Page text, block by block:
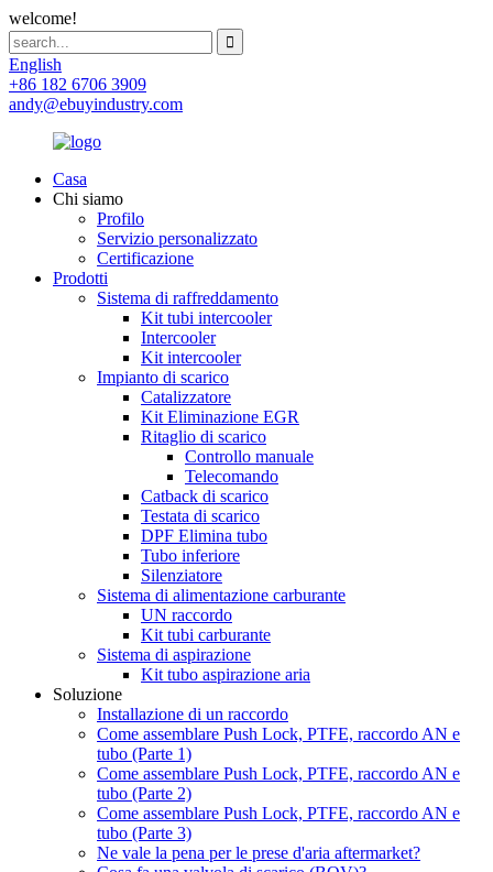
welcome!
English
+86 182 6706 3909
andy@ebuyindustry.com
Casa
Chi siamo
Profilo
Servizio personalizzato
Certificazione
Prodotti
Sistema di raffreddamento
Kit tubi intercooler
Intercooler
Kit intercooler
Impianto di scarico
Catalizzatore
Kit Eliminazione EGR
Ritaglio di scarico
Controllo manuale
Telecomando
Catback di scarico
Testata di scarico
DPF Elimina tubo
Tubo inferiore
Silenziatore
Sistema di alimentazione carburante
UN raccordo
Kit tubi carburante
Sistema di aspirazione
Kit tubo aspirazione aria
Soluzione
Installazione di un raccordo
Come assemblare Push Lock, PTFE, raccordo AN e
tubo (Parte 1)
Come assemblare Push Lock, PTFE, raccordo AN e
tubo (Parte 2)
Come assemblare Push Lock, PTFE, raccordo AN e
tubo (Parte 3)
Ne vale la pena per le prese d'aria aftermarket?